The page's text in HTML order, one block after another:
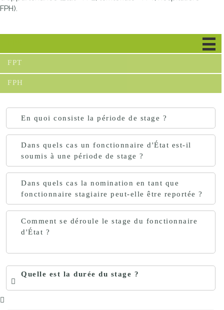
FPH).
FPT
FPH
En quoi consiste la période de stage ?
Dans quels cas un fonctionnaire d'État est-il
soumis à une période de stage ?
Dans quels cas la nomination en tant que
fonctionnaire stagiaire peut-elle être reportée ?
Comment se déroule le stage du fonctionnaire
d'État ?
Quelle est la durée du stage ?